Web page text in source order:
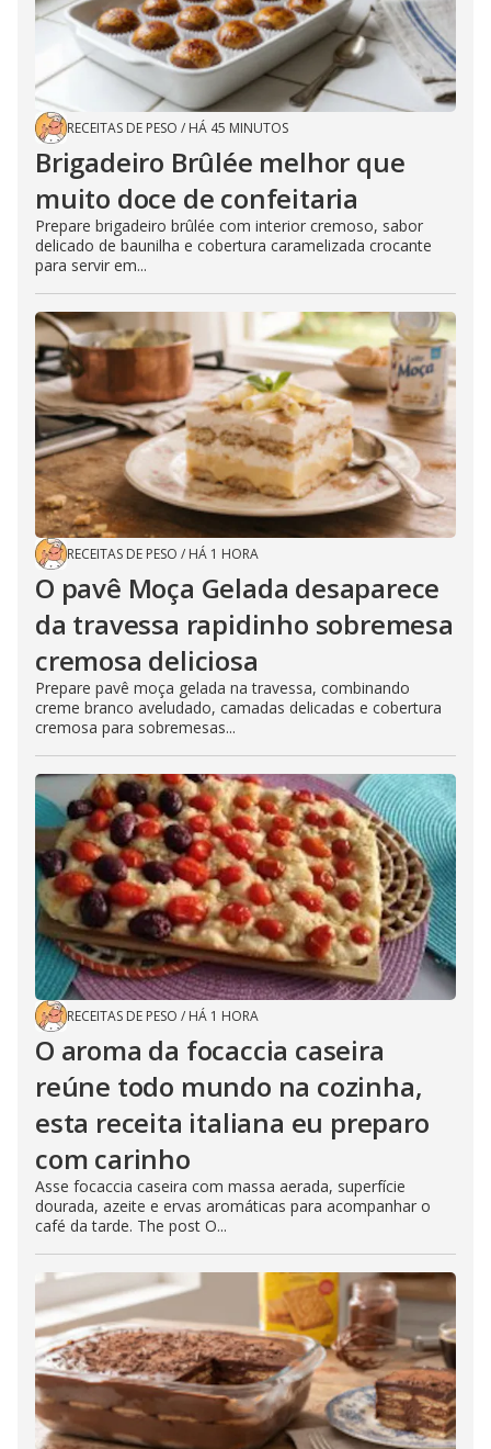
RECEITAS DE PESO / HÁ 45 MINUTOS
Brigadeiro Brûlée melhor que
muito doce de confeitaria
Prepare brigadeiro brûlée com interior cremoso, sabor
delicado de baunilha e cobertura caramelizada crocante
para servir em...
RECEITAS DE PESO / HÁ 1 HORA
O pavê Moça Gelada desaparece
da travessa rapidinho sobremesa
cremosa deliciosa
Prepare pavê moça gelada na travessa, combinando
creme branco aveludado, camadas delicadas e cobertura
cremosa para sobremesas...
RECEITAS DE PESO / HÁ 1 HORA
O aroma da focaccia caseira
reúne todo mundo na cozinha,
esta receita italiana eu preparo
com carinho
Asse focaccia caseira com massa aerada, superfície
dourada, azeite e ervas aromáticas para acompanhar o
café da tarde. The post O...